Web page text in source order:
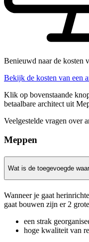
Benieuwd naar de kosten
Bekijk de kosten van een
Klik op bovenstaande
betaalbare architect uit
Veelgestelde vragen over
Meppen
Wat is de toegevoegde
Wanneer je gaat
gaat bouwen zijn er 2
een strak
hoge kwaliteit van